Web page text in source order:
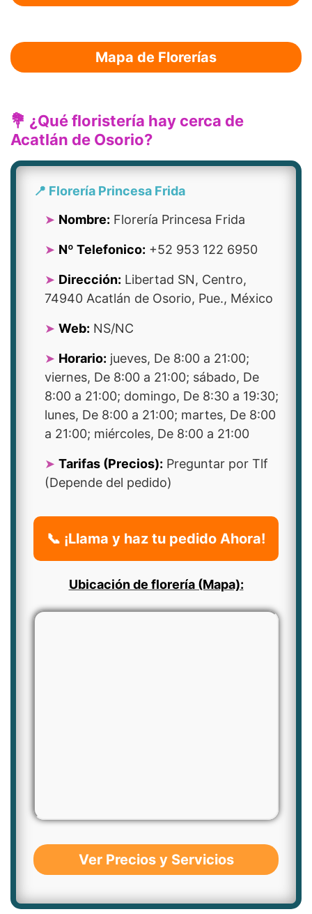
Mapa de Florerías
💐 ¿Qué floristería hay cerca de
Acatlán de Osorio?
📍 Florería Princesa Frida
Nombre: Florería Princesa Frida
Nº Telefonico: +52 953 122 6950
Dirección: Libertad SN, Centro,
74940 Acatlán de Osorio, Pue., México
Web: NS/NC
Horario: jueves, De 8:00 a 21:00;
viernes, De 8:00 a 21:00; sábado, De
8:00 a 21:00; domingo, De 8:30 a 19:30;
lunes, De 8:00 a 21:00; martes, De 8:00
a 21:00; miércoles, De 8:00 a 21:00
Tarifas (Precios): Preguntar por Tlf
(Depende del pedido)
📞 ¡Llama y haz tu pedido Ahora!
Ubicación de florería (Mapa):
Ver Precios y Servicios